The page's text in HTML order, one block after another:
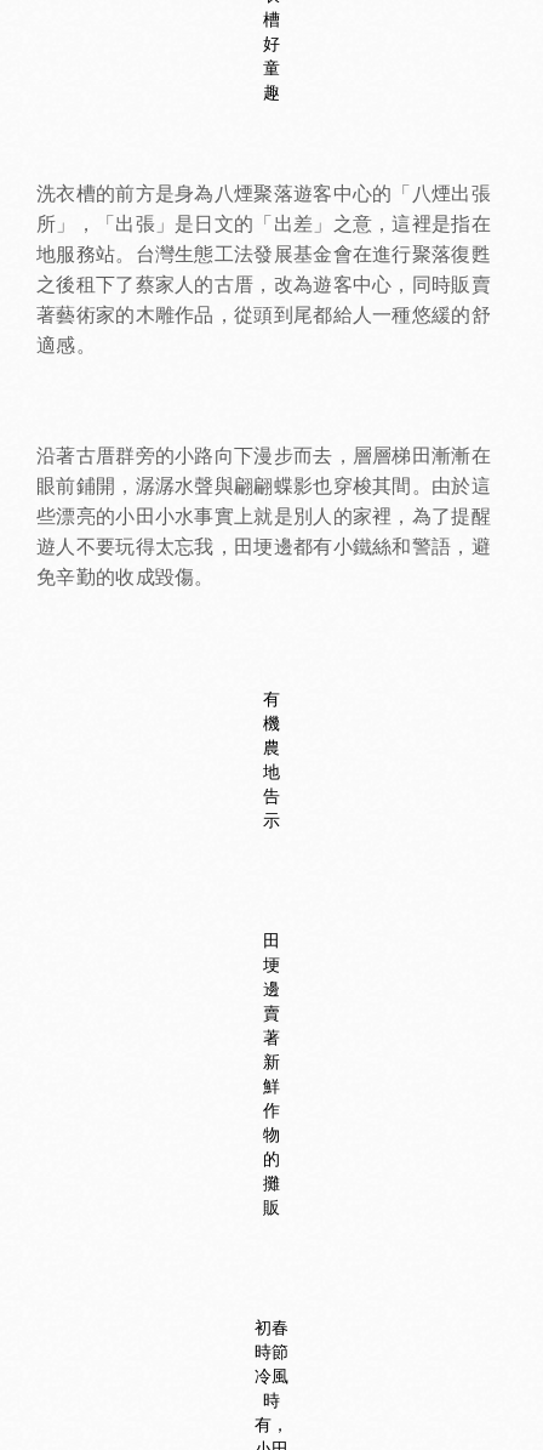
槽
好
童
趣
洗衣槽的前方是身為八煙聚落遊客中心的「八煙出張
所」，「出張」是日文的「出差」之意，這裡是指在
地服務站。台灣生態工法發展基金會在進行聚落復甦
之後租下了蔡家人的古厝，改為遊客中心，同時販賣
著藝術家的木雕作品，從頭到尾都給人一種悠緩的舒
適感。
沿著古厝群旁的小路向下漫步而去，層層梯田漸漸在
眼前鋪開，潺潺水聲與翩翩蝶影也穿梭其間。由於這
些漂亮的小田小水事實上就是別人的家裡，為了提醒
遊人不要玩得太忘我，田埂邊都有小鐵絲和警語，避
免辛勤的收成毀傷。
有
機
農
地
告
示
田
埂
邊
賣
著
新
鮮
作
物
的
攤
販
初春
時節
冷風
時
有，